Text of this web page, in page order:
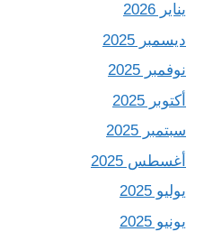
يناير 2026
ديسمبر 2025
نوفمبر 2025
أكتوبر 2025
سبتمبر 2025
أغسطس 2025
يوليو 2025
يونيو 2025